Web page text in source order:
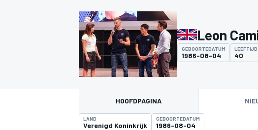
Leon
GEBOORTEDATUM
1986-08-04
LEEFTIJD
40
HOOFDPAGINA
LAND
Verenigd Koninkrijk
GEBOORTEDATUM
1986-08-04